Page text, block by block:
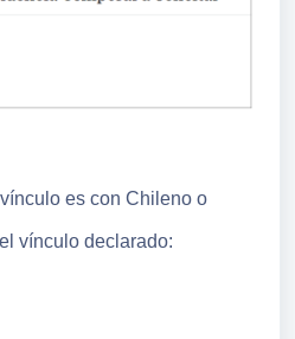
es con Chileno o
vínculo declarado: